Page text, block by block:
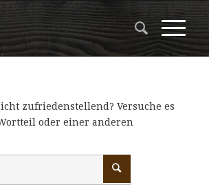
zufriedenstellend? Versuche es
oder einer anderen